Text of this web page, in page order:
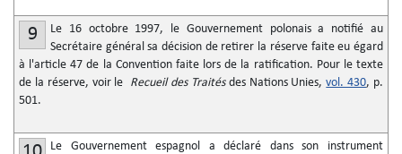
9
Le 16 octobre 1997, le Gouvernement polonais a notifié au
Secrétaire général sa décision de retirer la réserve faite eu égard
à l'article 47 de la Convention faite lors de la ratification. Pour le texte
de la réserve, voir le Recueil des Traités des Nations Unies,vol. 430, p.
501.
Le Gouvernement espagnol a déclaré dans son instrument